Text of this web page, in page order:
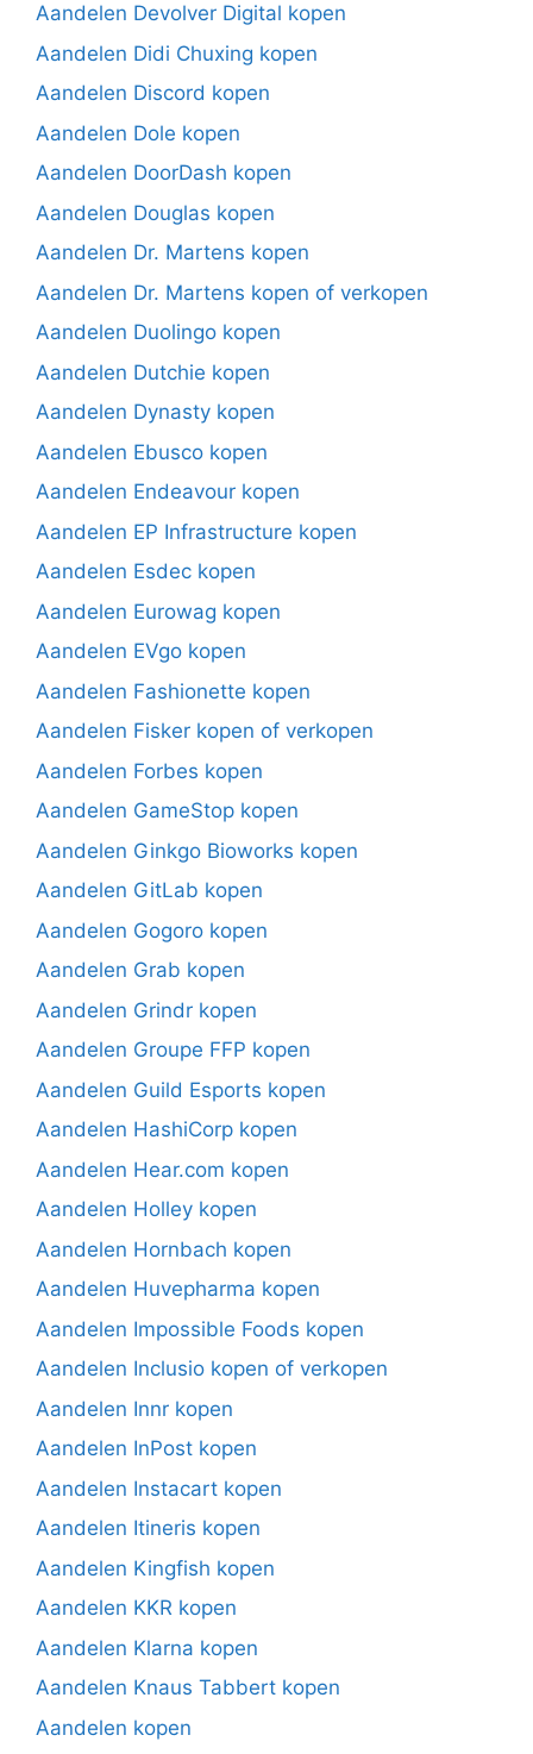
Aandelen Devolver Digital kopen
Aandelen Didi Chuxing kopen
Aandelen Discord kopen
Aandelen Dole kopen
Aandelen DoorDash kopen
Aandelen Douglas kopen
Aandelen Dr. Martens kopen
Aandelen Dr. Martens kopen of verkopen
Aandelen Duolingo kopen
Aandelen Dutchie kopen
Aandelen Dynasty kopen
Aandelen Ebusco kopen
Aandelen Endeavour kopen
Aandelen EP Infrastructure kopen
Aandelen Esdec kopen
Aandelen Eurowag kopen
Aandelen EVgo kopen
Aandelen Fashionette kopen
Aandelen Fisker kopen of verkopen
Aandelen Forbes kopen
Aandelen GameStop kopen
Aandelen Ginkgo Bioworks kopen
Aandelen GitLab kopen
Aandelen Gogoro kopen
Aandelen Grab kopen
Aandelen Grindr kopen
Aandelen Groupe FFP kopen
Aandelen Guild Esports kopen
Aandelen HashiCorp kopen
Aandelen Hear.com kopen
Aandelen Holley kopen
Aandelen Hornbach kopen
Aandelen Huvepharma kopen
Aandelen Impossible Foods kopen
Aandelen Inclusio kopen of verkopen
Aandelen Innr kopen
Aandelen InPost kopen
Aandelen Instacart kopen
Aandelen Itineris kopen
Aandelen Kingfish kopen
Aandelen KKR kopen
Aandelen Klarna kopen
Aandelen Knaus Tabbert kopen
Aandelen kopen